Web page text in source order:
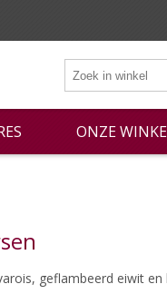
ONZE
geflambeerd eiwit